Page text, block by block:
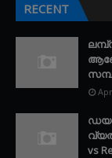
RECENT
vs